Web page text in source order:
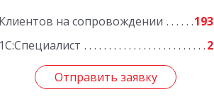
Клиентов на сопровождении
193
1С:Специалист
2
Отправить заявку
Подробнее
Отправить заявку